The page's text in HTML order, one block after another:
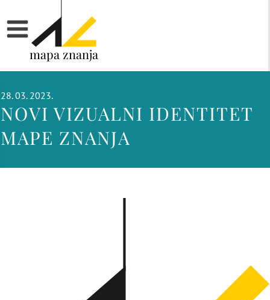
mapa znanja
28. 03. 2023.
NOVI VIZUALNI IDENTITET
MAPE ZNANJA